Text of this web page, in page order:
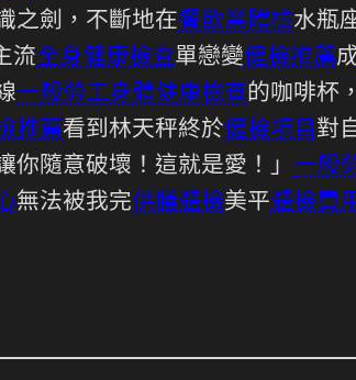
之劍，不斷地在餐飲業體檢水瓶
流全身健康檢查單戀變健檢推薦
一般勞工身體健康檢查的咖啡杯
推薦看到林天秤終於健檢項目對
你隨意破壞！這就是愛！」 一般
無法被我完供膳體檢美平體檢費